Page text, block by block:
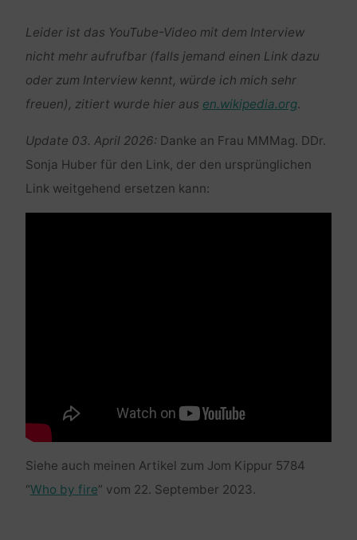
Leider ist das YouTube-Video mit dem Interview
nicht mehr aufrufbar (falls jemand einen Link dazu
oder zum Interviewkennt, würde ich mich sehr
freuen), zitiert wurde hier aus en.wikipedia.org.
Update 03. April 2026: Danke an Frau MMMag. DDr.
Sonja Huber für den Link, der den ursprünglichen
Link weitgehend ersetzen kann:
Siehe auch meinen Artikel zum Jom Kippur 5784
“Who by fire” vom 22. September 2023.